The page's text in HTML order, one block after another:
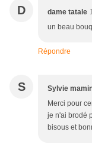
D dame tatale
un beau
Répondre
S Sylvie
Merci pour
je n'ai brodé
bisous et